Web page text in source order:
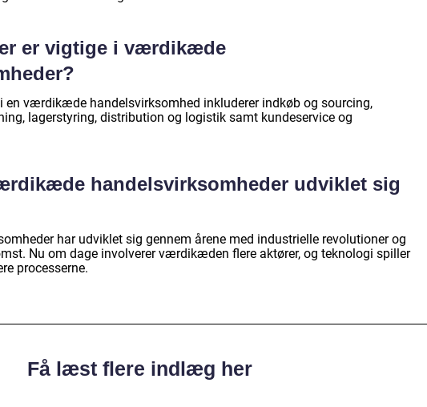
er vigtige i værdikæde
en værdikæde handelsvirksomhed inkluderer indkøb og sourcing,
lagerstyring, distribution og logistik samt kundeservice og
handelsvirksomheder udviklet sig
har udviklet sig gennem årene med industrielle revolutioner og
Nu om dage involverer værdikæden flere aktører, og teknologi spiller
processerne.
Få læst flere indlæg her